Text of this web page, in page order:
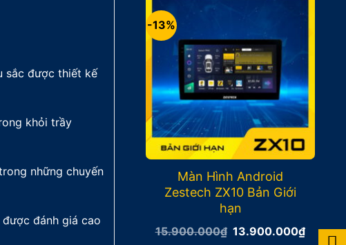
sắc được thiết kế
khỏi trầy
những chuyến
đánh giá cao
-13%
Màn Hình Android
Zestech ZX10 Bản Giới
hạn
15.900.000₫ Giá
13.900.000₫Giá